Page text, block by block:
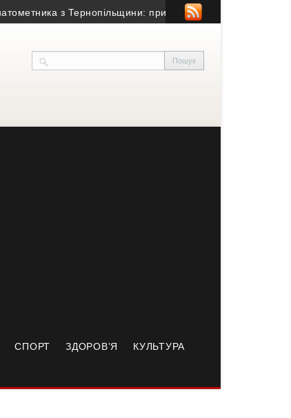
з Тернопільщини: причина смерті – гостра серцево-
СПОРТ ЗДОРОВ’Я КУЛЬТУРА